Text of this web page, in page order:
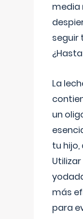
media
seguir
La
un
tu
más
para